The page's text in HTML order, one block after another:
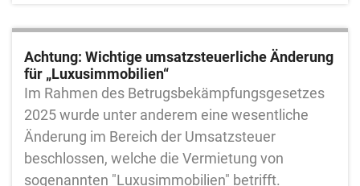
Achtung: Wichtige umsatzsteuerliche Änderung
für „Luxusimmobilien“
Im Rahmen des Betrugsbekämpfungsgesetzes
2025 wurde unter anderem eine wesentliche
Änderung im Bereich der Umsatzsteuer
beschlossen, welche die Vermietung von
sogenannten "Luxusimmobilien" betrifft.